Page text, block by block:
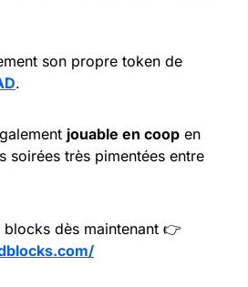
son propre token de
.
jouable en coop en
soirées très pimentées entre
dès maintenant 👉